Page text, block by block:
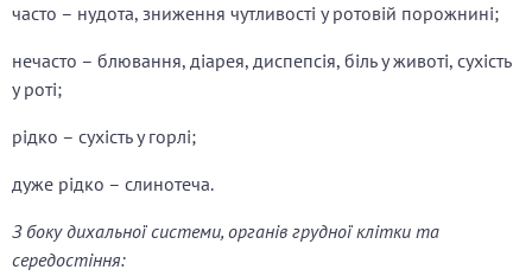
часто – нудота, зниження чутливості у ротовій порожнині;
нечасто – блювання, діарея, диспепсія, біль у животі, сухість
у роті;
рідко – сухість у горлі;
дуже рідко – слинотеча.
З боку дихальної системи, органів грудної клітки та
середостіння: